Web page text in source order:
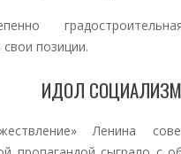
позиции.
ИДОЛ
Ленина